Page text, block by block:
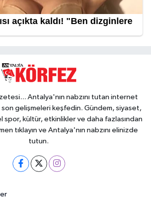
Antalya'nın nabzını tutan internet
gelişmeleri keşfedin. Gündem, siyaset,
spor, kültür, etkinlikler ve daha fazlasından
tıklayın ve Antalya'nın nabzını elinizde
tutun.